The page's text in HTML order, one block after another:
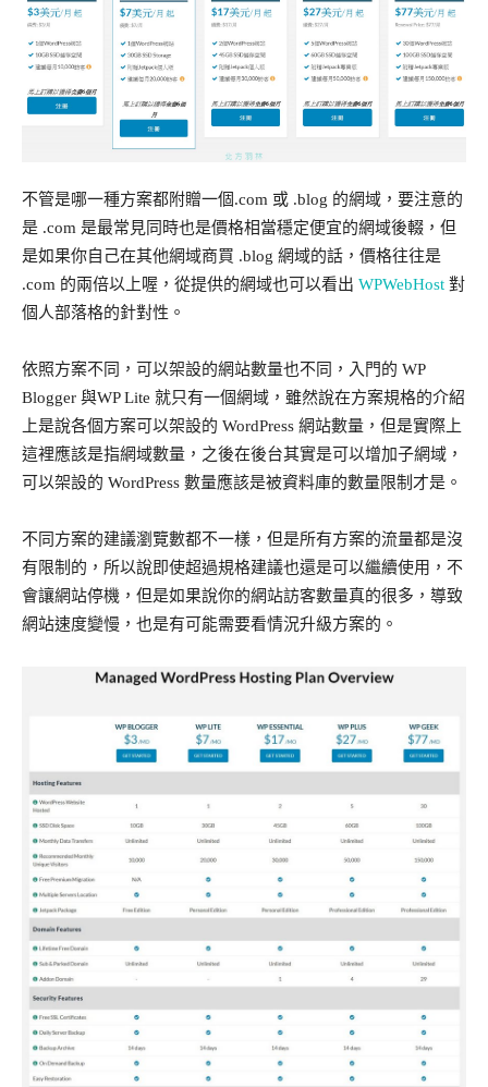
不管是哪一種方案都附贈一個.com 或 .blog 的網域，要注意的
是 .com 是最常見同時也是價格相當穩定便宜的網域後輟，但
是如果你自己在其他網域商買 .blog 網域的話，價格往往是
.com 的兩倍以上喔，從提供的網域也可以看出 WPWebHost 對
個人部落格的針對性。
依照方案不同，可以架設的網站數量也不同，入門的 WP
Blogger 與WP Lite 就只有一個網域，雖然說在方案規格的介紹
上是說各個方案可以架設的 WordPress 網站數量，但是實際上
這裡應該是指網域數量，之後在後台其實是可以增加子網域，
可以架設的 WordPress 數量應該是被資料庫的數量限制才是。
不同方案的建議瀏覽數都不一樣，但是所有方案的流量都是沒
有限制的，所以說即使超過規格建議也還是可以繼續使用，不
會讓網站停機，但是如果說你的網站訪客數量真的很多，導致
網站速度變慢，也是有可能需要看情況升級方案的。